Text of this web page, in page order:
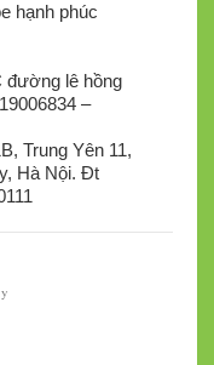
hạnh phúc
đường lê hồng
–
Trung Yên 11,
Hà Nội. Đt